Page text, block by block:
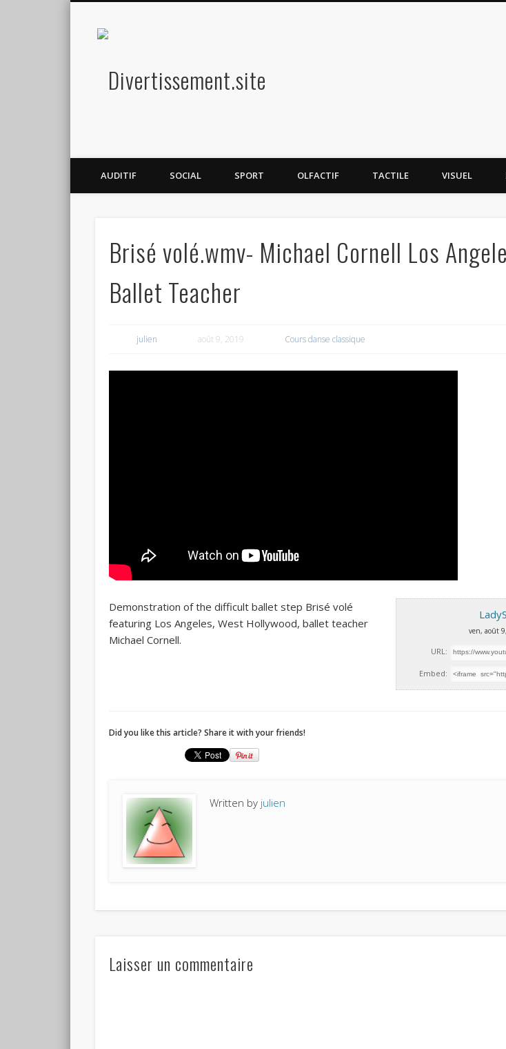
AUDITIF SOCIAL SPORT OLFACTIF TACTILE VISUEL
Brisé volé.wmv- Michael Cornell Los
Ballet Teacher
julien août 9, 2019 Cours danse classique
ven, août
URL:
Embed:
Demonstration of the difficult ballet step Brisé volé
featuring Los Angeles, West Hollywood, ballet teacher
Michael Cornell.
Did you like this article? Share it with your friends!
Written by julien
Laisser un commentaire